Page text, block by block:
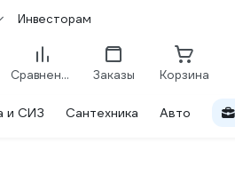
Инвесторам
Сравнение Заказы Корзина
и СИЗ Сантехника Авто